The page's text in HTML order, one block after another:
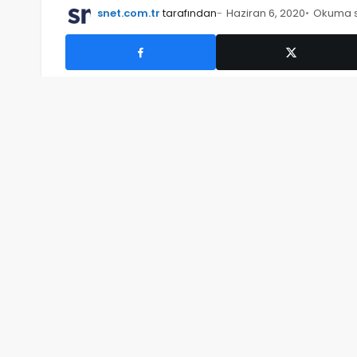
snet.com.tr tarafından Haziran 6, 2020 Okuma